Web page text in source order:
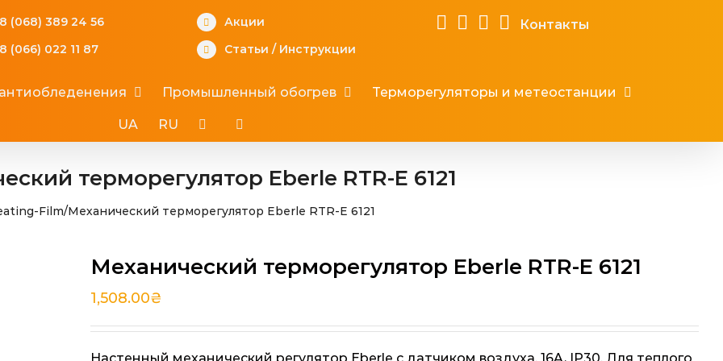
(068) 389 24 56
(066) 022 11 87
Акции
Статьи / Инструкции
Контакты
Промышленный обогрев Терморегуляторы и метеостанции
UA RU
терморегулятор Eberle RTR-E 6121
Film/Механический терморегулятор Eberle RTR-E 6121
Механический терморегулятор Eberle RTR-E 6121
1,508.00₴